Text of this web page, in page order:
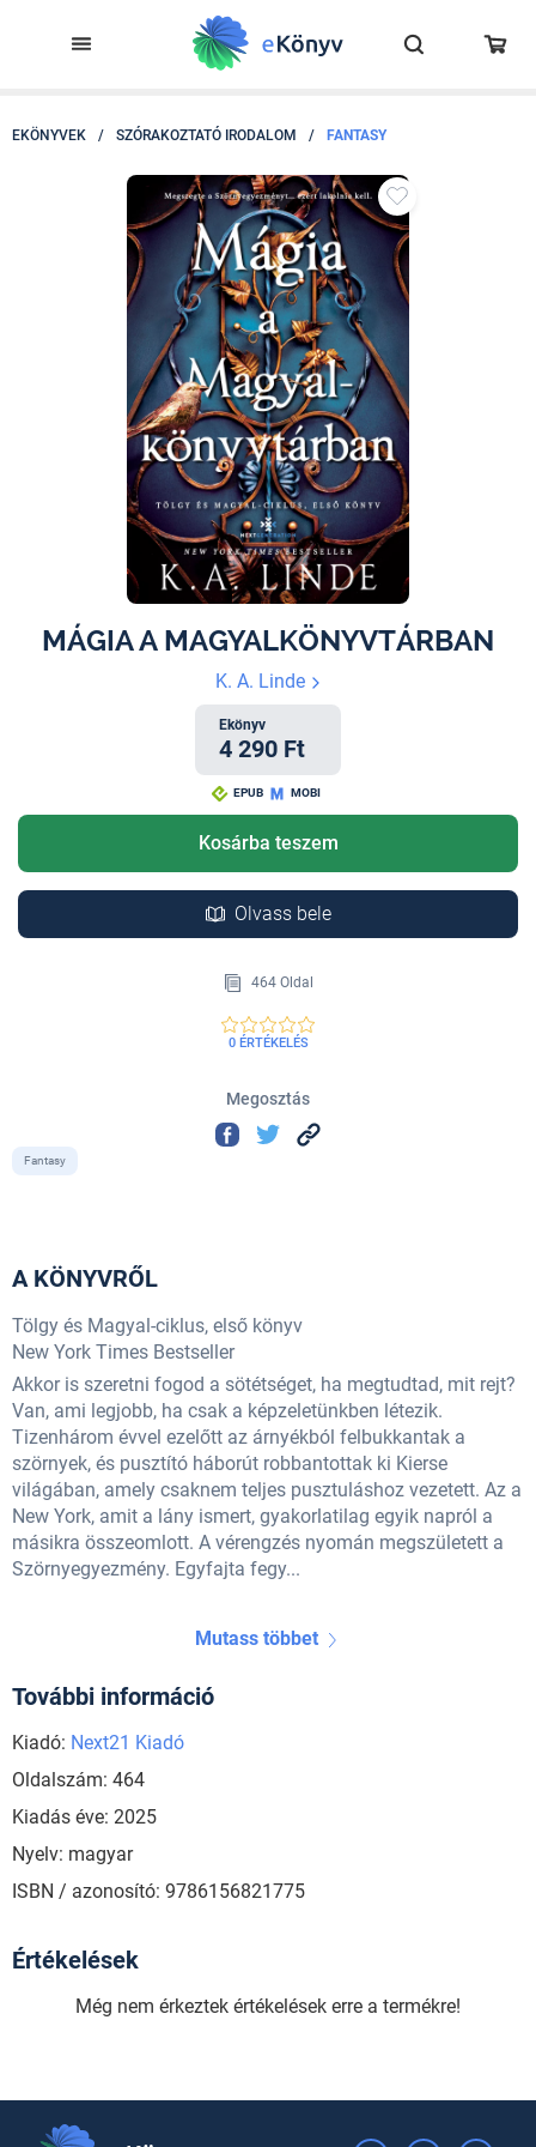
EKÖNYVEK / SZÓRAKOZTATÓ IRODALOM / FANTASY
MÁGIA A MAGYALKÖNYVTÁRBAN
K. A. Linde
Ekönyv
4 290 Ft
EPUB MOBI
Kosárba teszem
Olvass bele
464 Oldal
0 ÉRTÉKELÉS
Megosztás
Fantasy
A KÖNYVRŐL
Tölgy és Magyal-ciklus, első könyv
New York Times Bestseller
Akkor is szeretni fogod a sötétséget, ha megtudtad, mit rejt?
Van, ami legjobb, ha csak a képzeletünkben létezik.
Tizenhárom évvel ezelőtt az árnyékból felbukkantak a
szörnyek, és pusztító háborút robbantottak ki Kierse
világában, amely csaknem teljes pusztuláshoz vezetett. Az a
New York, amit a lány ismert, gyakorlatilag egyik napról a
másikra összeomlott. A vérengzés nyomán megszületett a
Szörnyegyezmény. Egyfajta fegy...
Mutass többet
További információ
Kiadó: Next21 Kiadó
Oldalszám: 464
Kiadás éve: 2025
Nyelv: magyar
ISBN / azonosító: 9786156821775
Értékelések
Még nem érkeztek értékelések erre a termékre!